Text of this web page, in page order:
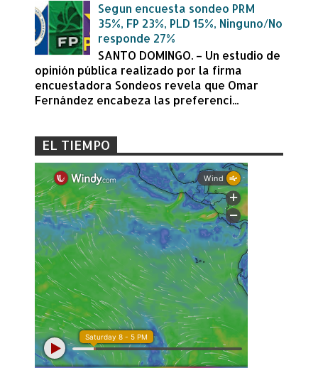
Segun encuesta sondeo PRM
35%, FP 23%, PLD 15%, Ninguno/No
responde 27%
SANTO DOMINGO. – Un estudio de
opinión pública realizado por la firma
encuestadora Sondeos revela que Omar
Fernández encabeza las preferenci...
EL TIEMPO